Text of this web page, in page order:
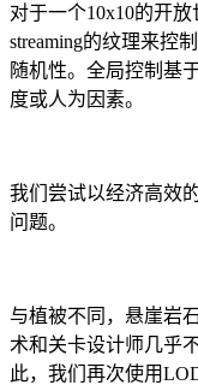
对于一个10x10的开
streaming的纹理来控
随机性。全局控制基
度或人为因素。
我们尝试以经济高效
问题。
与植被不同，悬崖岩
术和关卡设计师几乎
此，我们再次使用